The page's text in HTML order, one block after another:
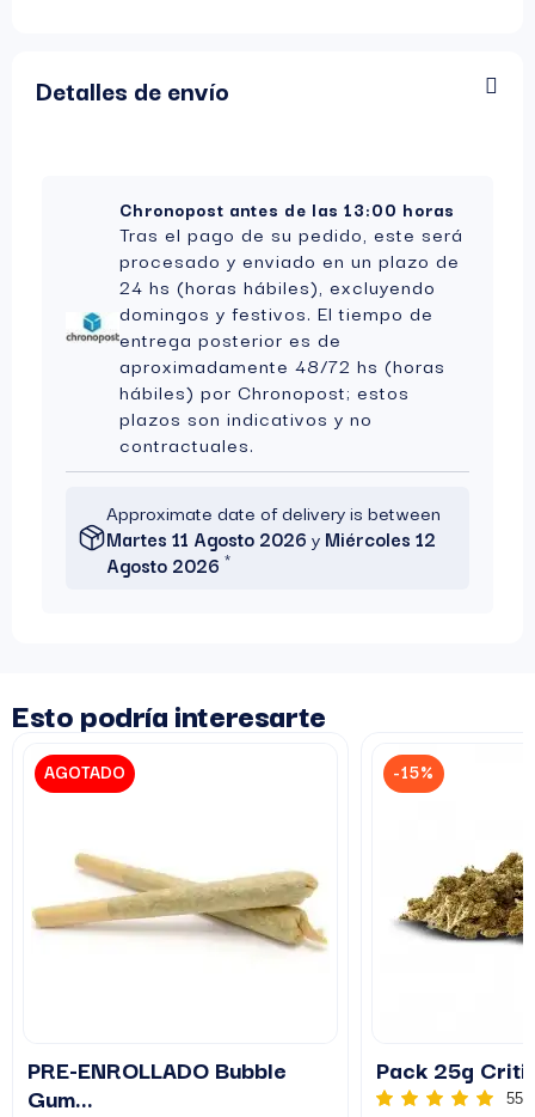
Detalles de envío
Chronopost antes de las 13:00 horas
Tras el pago de su pedido, este será
procesado y enviado en un plazo de
24 hs (horas hábiles), excluyendo
domingos y festivos. El tiempo de
entrega posterior es de
aproximadamente 48/72 hs (horas
hábiles) por Chronopost; estos
plazos son indicativos y no
contractuales.
Approximate date of delivery is between
Martes 11 Agosto 2026 y Miércoles 12
Agosto 2026 *
Esto podría interesarte
PRE-ENROLLADO Bubble
Gum...
AGOTADO
Pack 25g
55
-15%